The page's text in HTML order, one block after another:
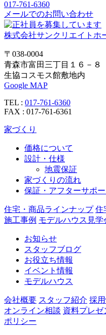
ョ
ン
017-761-6360
メールでのお問い合わせ
株式会社サンクリエイトホ
〒038-0004
青森市富田三丁目１６－８
生協コスモス館敷地内
Google MAP
TEL : 017-761-6360
FAX : 017-761-6361
家づくり
価格について
設計・仕様
地震保証
家づくりの流れ
保証・アフターサポー
住宅・商品ラインナップ 住
施工事例 モデルハウス見学
お知らせ
スタッフブログ
お役立ち情報
イベント情報
モデルハウス
会社概要 スタッフ紹介 採
オンライン相談 資料プレゼ
ポリシー